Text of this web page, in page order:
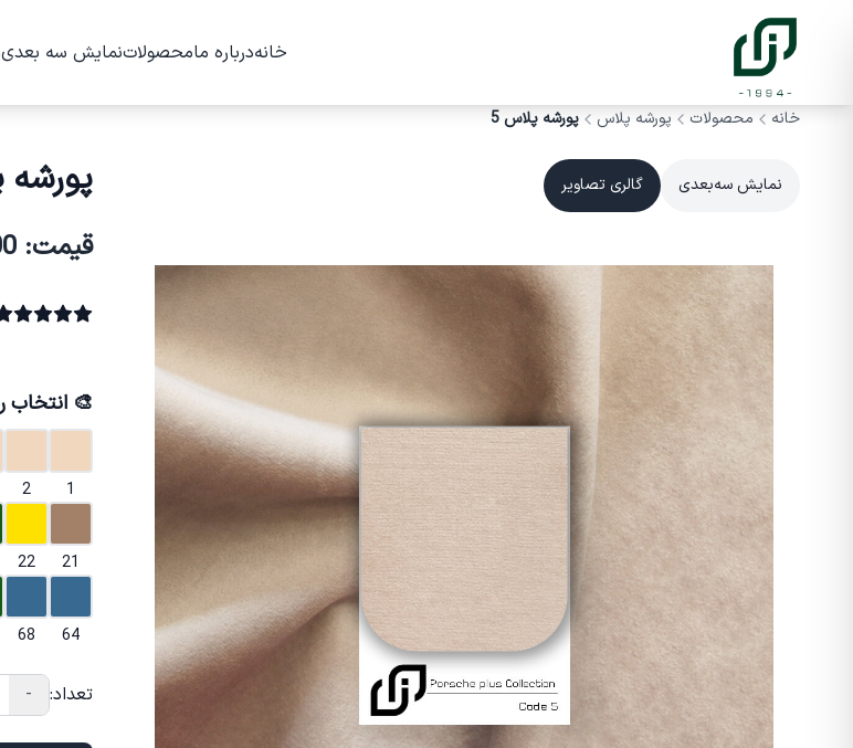
خانهدرباره مامحصولاتنمایش سه بعدی
خانه محصولات پورشه پلاس پورشه پلاس 5
نمایش سه‌بعدی گالری تصاویر پورشه
قیمت: 4720000 ریال
🎨 انتخاب
1
2
21
22
64
68
تعداد: -